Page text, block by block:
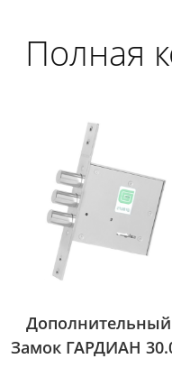
Полная
Дополнительный
Замок ГАРДИАН